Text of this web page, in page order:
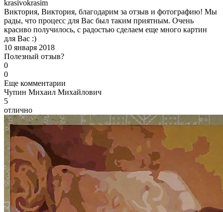
krasivokrasim
Виктория, Виктория, благодарим за отзыв и фотографию! Мы
рады, что процесс для Вас был таким приятным. Очень
красиво получилось, с радостью сделаем еще много картин
для Вас :)
10 января 2018
Полезный отзыв?
0
0
Еще комментарии
Чупин Михаил Михайлович
5
отлично